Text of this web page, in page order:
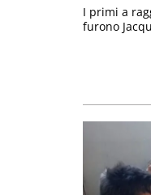
I primi a
furono